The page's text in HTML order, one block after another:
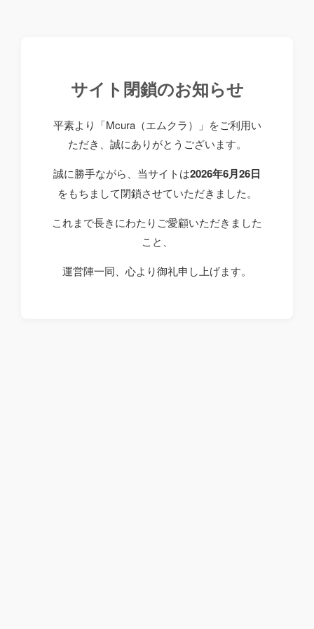
サイト閉鎖のお知らせ
平素より「Mcura（エムクラ）」をご利用い
ただき、誠にありがとうございます。
誠に勝手ながら、当サイトは2026年6月26日
をもちまして閉鎖させていただきました。
これまで長きにわたりご愛顧いただきました
こと、
運営陣一同、心より御礼申し上げます。